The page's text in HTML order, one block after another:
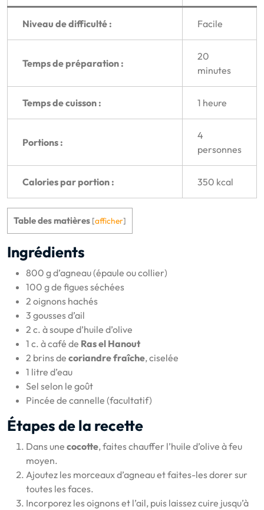
Niveau de difficulté : Facile
Temps de préparation :
20
minutes
Temps de cuisson : 1 heure
Portions :
4
personnes
Calories par portion : 350 kcal
Table des matières [afficher]
Ingrédients
800 g d’agneau (épaule ou collier)
100 g de figues séchées
2 oignons hachés
3 gousses d’ail
2 c. à soupe d’huile d’olive
1 c. à café de Ras el Hanout
2 brins de coriandre fraîche, ciselée
1 litre d’eau
Sel selon le goût
Pincée de cannelle (facultatif)
Étapes de la recette
Dans une cocotte, faites chauffer l’huile d’olive à feu
moyen.
Ajoutez les morceaux d’agneau et faites-les dorer sur
toutes les faces.
Incorporez les oignons et l’ail, puis laissez cuire jusqu’à